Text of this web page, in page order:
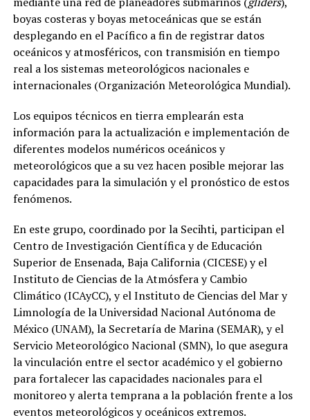
boyas costeras y boyas metoceánicas que se están
desplegando en el Pacífico a fin de registrar datos
oceánicos y atmosféricos, con transmisión en tiempo
real a los sistemas meteorológicos nacionales e
internacionales (Organización Meteorológica Mundial).
Los equipos técnicos en tierra emplearán esta
información para la actualización e implementación de
diferentes modelos numéricos oceánicos y
meteorológicos que a su vez hacen posible mejorar las
capacidades para la simulación y el pronóstico de estos
fenómenos.
En este grupo, coordinado por la Secihti, participan el
Centro de Investigación Científica y de Educación
Superior de Ensenada, Baja California (CICESE) y el
Instituto de Ciencias de la Atmósfera y Cambio
Climático (ICAyCC), y el Instituto de Ciencias del Mar y
Limnología de la Universidad Nacional Autónoma de
México (UNAM), la Secretaría de Marina (SEMAR), y el
Servicio Meteorológico Nacional (SMN), lo que asegura
la vinculación entre el sector académico y el gobierno
para fortalecer las capacidades nacionales para el
monitoreo y alerta temprana a la población frente a los
eventos meteorológicos y oceánicos extremos.